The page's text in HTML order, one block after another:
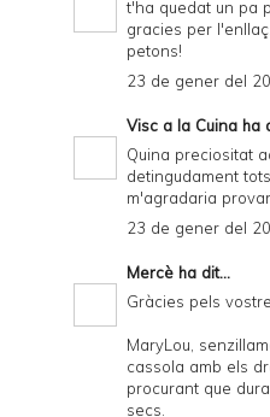
t'ha quedat un pa
gracies per l'enllaç.
petons!
23 de gener del
Visc a la Cuina ha
Quina preciositat
detingudament
m'agradaria
23 de gener del
Mercè ha dit...
Gràcies pels
MaryLou,
cassola amb els
procurant que
secs.